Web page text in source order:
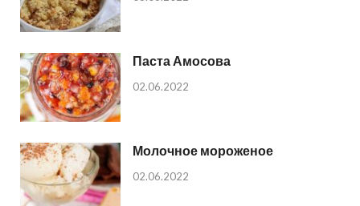
Паста Амосова
02.06.2022
Молочное мороженое
02.06.2022